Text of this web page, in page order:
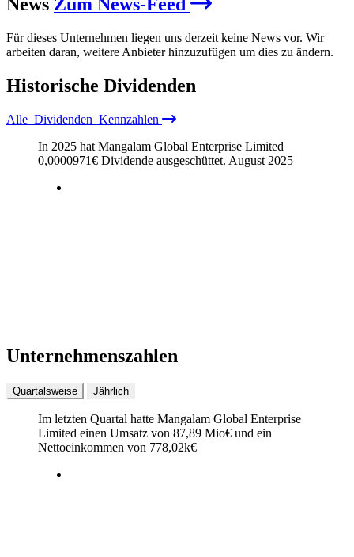
News Zum News-Feed
Für dieses Unternehmen liegen uns derzeit keine News vor. Wir
arbeiten daran, weitere Anbieter hinzuzufügen um dies zu ändern.
Historische Dividenden
Alle Dividenden Kennzahlen
In 2025 hat Mangalam Global Enterprise Limited
0,0000971€ Dividende ausgeschüttet. August 2025
Unternehmenszahlen
Quartalsweise Jährlich
Im letzten Quartal hatte Mangalam Global Enterprise
Limited einen Umsatz von 87,89 Mio€ und ein
Nettoeinkommen von 778,02k€